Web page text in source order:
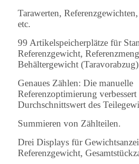
Tarawerten,
etc.
99 Artikelspeicherplätze für
Referenzgewicht,
Behältergewicht
Genaues Zählen: Die manuelle
Referenzoptimierung verbessert
Durchschnittswert des
Summieren von Zählteilen.
Drei Displays für
Referenzgewicht,